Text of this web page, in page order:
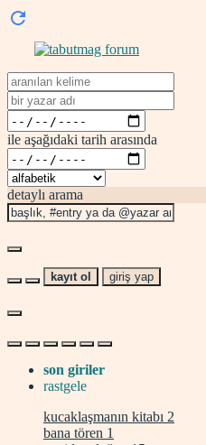
ile aşağıdaki tarih arasında
detaylı arama
kayıt ol giriş yap
son giriler
rastgele
kucaklaşmanın kitabı 2
bana tören 1